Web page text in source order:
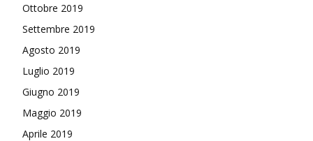
Ottobre 2019
Settembre 2019
Agosto 2019
Luglio 2019
Giugno 2019
Maggio 2019
Aprile 2019